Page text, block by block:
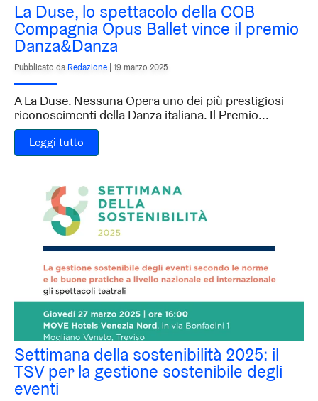
La Duse, lo spettacolo della COB
Compagnia Opus Ballet vince il premio
Danza&Danza
Pubblicato da Redazione 19 marzo 2025
A La Duse. Nessuna Opera uno dei più prestigiosi
riconoscimenti della Danza italiana. Il Premio...
Leggi tutto
Settimana della sostenibilità 2025: il
TSV per la gestione sostenibile degli
eventi